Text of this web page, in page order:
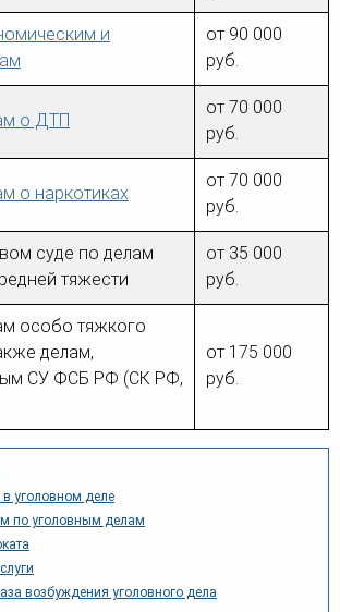
уголовном деле
по уголовным делам
возбуждения уголовного дела
и
от 90 000
руб.
о ДТП
от 70 000
руб.
о наркотиках
от 70 000
руб.
суде по делам
тяжести
от 35 000
руб.
особо тяжкого
делам,
СУ ФСБ РФ (СК РФ,
от 175 000
руб.